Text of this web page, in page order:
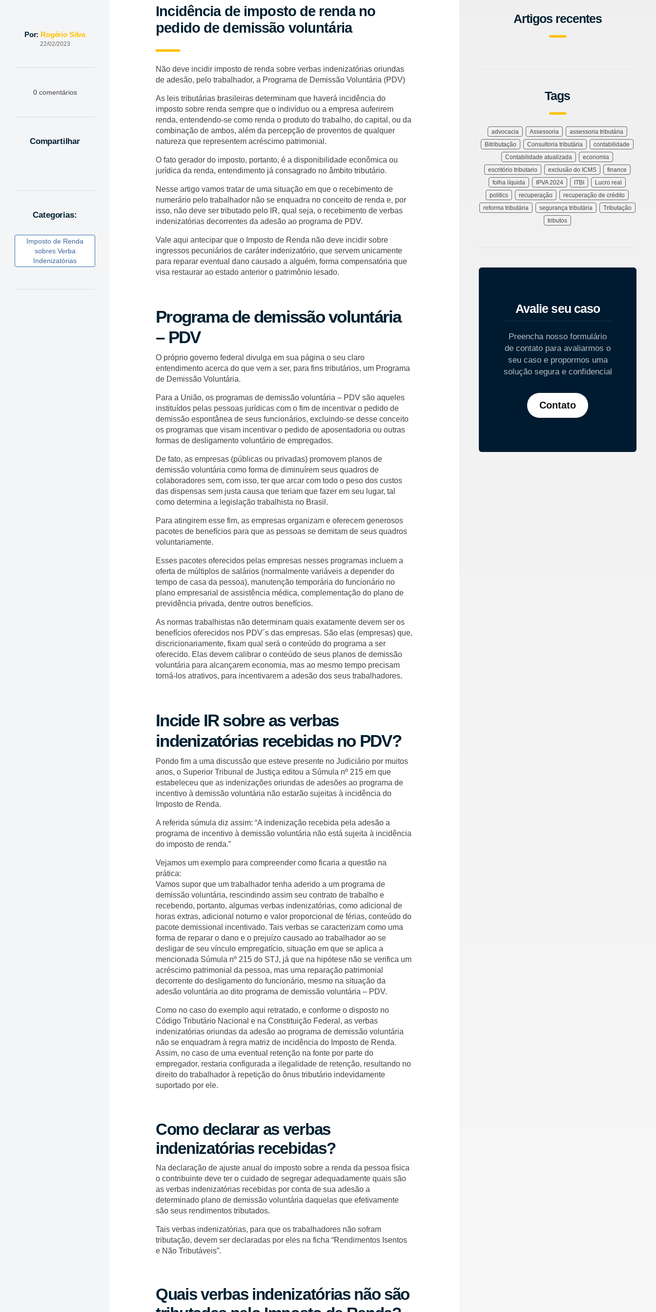
Por: Rogério Silva
22/02/2023
0 comentários
Compartilhar
Categorias:
Imposto de Renda
sobres Verba
Indenizatórias
Incidência de imposto de renda no
pedido de demissão voluntária
Não deve incidir imposto de renda sobre verbas indenizatórias oriundas
de adesão, pelo trabalhador, a Programa de Demissão Voluntária (PDV)
As leis tributárias brasileiras determinam que haverá incidência do
imposto sobre renda sempre que o indivíduo ou a empresa auferirem
renda, entendendo-se como renda o produto do trabalho, do capital, ou da
combinação de ambos, além da percepção de proventos de qualquer
natureza que representem acréscimo patrimonial.
O fato gerador do imposto, portanto, é a disponibilidade econômica ou
jurídica da renda, entendimento já consagrado no âmbito tributário.
Nesse artigo vamos tratar de uma situação em que o recebimento de
numerário pelo trabalhador não se enquadra no conceito de renda e, por
isso, não deve ser tributado pelo IR, qual seja, o recebimento de verbas
indenizatórias decorrentes da adesão ao programa de PDV.
Vale aqui antecipar que o Imposto de Renda não deve incidir sobre
ingressos pecuniários de caráter indenizatório, que servem unicamente
para reparar eventual dano causado a alguém, forma compensatória que
visa restaurar ao estado anterior o patrimônio lesado.
Programa de demissão voluntária
– PDV
O próprio governo federal divulga em sua página o seu claro
entendimento acerca do que vem a ser, para fins tributários, um Programa
de Demissão Voluntária.
Para a União, os programas de demissão voluntária – PDV são aqueles
instituídos pelas pessoas jurídicas com o fim de incentivar o pedido de
demissão espontânea de seus funcionários, excluindo-se desse conceito
os programas que visam incentivar o pedido de aposentadoria ou outras
formas de desligamento voluntário de empregados.
De fato, as empresas (públicas ou privadas) promovem planos de
demissão voluntária como forma de diminuírem seus quadros de
colaboradores sem, com isso, ter que arcar com todo o peso dos custos
das dispensas sem justa causa que teriam que fazer em seu lugar, tal
como determina a legislação trabalhista no Brasil.
Para atingirem esse fim, as empresas organizam e oferecem generosos
pacotes de benefícios para que as pessoas se demitam de seus quadros
voluntariamente.
Esses pacotes oferecidos pelas empresas nesses programas incluem a
oferta de múltiplos de salários (normalmente variáveis a depender do
tempo de casa da pessoa), manutenção temporária do funcionário no
plano empresarial de assistência médica, complementação do plano de
previdência privada, dentre outros benefícios.
As normas trabalhistas não determinam quais exatamente devem ser os
benefícios oferecidos nos PDV´s das empresas. São elas (empresas) que,
discricionariamente, fixam qual será o conteúdo do programa a ser
oferecido. Elas devem calibrar o conteúdo de seus planos de demissão
voluntária para alcançarem economia, mas ao mesmo tempo precisam
torná-los atrativos, para incentivarem a adesão dos seus trabalhadores.
Incide IR sobre as verbas
indenizatórias recebidas no PDV?
Pondo fim a uma discussão que esteve presente no Judiciário por muitos
anos, o Superior Tribunal de Justiça editou a Súmula nº 215 em que
estabeleceu que as indenizações oriundas de adesões ao programa de
incentivo à demissão voluntária não estarão sujeitas à incidência do
Imposto de Renda.
A referida súmula diz assim: “A indenização recebida pela adesão a
programa de incentivo à demissão voluntária não está sujeita à incidência
do imposto de renda.”
Vejamos um exemplo para compreender como ficaria a questão na
prática:
Vamos supor que um trabalhador tenha aderido a um programa de
demissão voluntária, rescindindo assim seu contrato de trabalho e
recebendo, portanto, algumas verbas indenizatórias, como adicional de
horas extras, adicional noturno e valor proporcional de férias, conteúdo do
pacote demissional incentivado. Tais verbas se caracterizam como uma
forma de reparar o dano e o prejuízo causado ao trabalhador ao se
desligar de seu vínculo empregatício, situação em que se aplica a
mencionada Súmula nº 215 do STJ, já que na hipótese não se verifica um
acréscimo patrimonial da pessoa, mas uma reparação patrimonial
decorrente do desligamento do funcionário, mesmo na situação da
adesão voluntária ao dito programa de demissão voluntária – PDV.
Como no caso do exemplo aqui retratado, e conforme o disposto no
Código Tributário Nacional e na Constituição Federal, as verbas
indenizatórias oriundas da adesão ao programa de demissão voluntária
não se enquadram à regra matriz de incidência do Imposto de Renda.
Assim, no caso de uma eventual retenção na fonte por parte do
empregador, restaria configurada a ilegalidade de retenção, resultando no
direito do trabalhador à repetição do ônus tributário indevidamente
suportado por ele.
Como declarar as verbas
indenizatórias recebidas?
Na declaração de ajuste anual do imposto sobre a renda da pessoa física
o contribuinte deve ter o cuidado de segregar adequadamente quais são
as verbas indenizatórias recebidas por conta de sua adesão a
determinado plano de demissão voluntária daquelas que efetivamente
são seus rendimentos tributados.
Tais verbas indenizatórias, para que os trabalhadores não sofram
tributação, devem ser declaradas por eles na ficha “Rendimentos Isentos
e Não Tributáveis”.
Quais verbas indenizatórias não são
Artigos recentes
Tags
advocacia Assessoria assessoria tributária
Bitributação Consultoria tributária contabilidade
Contabilidade atualizada economia
escritório tributario exclusão do ICMS finance
folha líquida IPVA 2024 ITBI Lucro real
politics recuperação recuperação de crédito
reforma tributária segurança tributária Tributação
tributos
Avalie seu caso
Preencha nosso formulário
de contato para avaliarmos o
seu caso e propormos uma
solução segura e confidencial
Contato